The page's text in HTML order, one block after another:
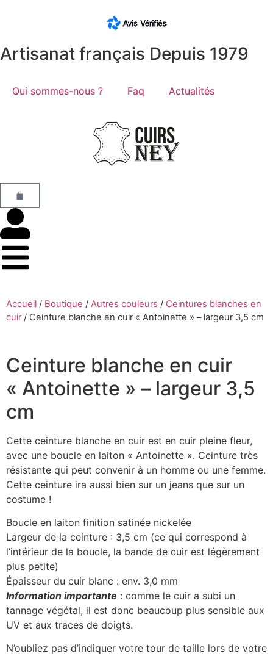
Artisanat français Depuis 1979
Qui sommes-nous ? Faq Actualités
Accueil / Boutique / Autres couleurs / Ceintures blanches en
cuir/ Ceinture blanche en cuir « Antoinette » – largeur 3,5 cm
Ceinture blanche en cuir
« Antoinette » – largeur 3,5
cm
Cette ceinture blanche en cuir est en cuir pleine fleur,
avec une boucle en laiton « Antoinette ». Ceinture très
résistante qui peut convenir à un homme ou une femme.
Cette ceinture ira aussi bien sur un jeans que sur un
costume !
Boucle en laiton finition satinée nickelée
Largeur de la ceinture : 3,5 cm (ce qui correspond à
l’intérieur de la boucle, la bande de cuir est légèrement
plus petite)
Épaisseur du cuir blanc : env. 3,0 mm
Information importante : comme le cuir a subi un
tannage végétal, il est donc beaucoup plus sensible aux
UV et aux traces de doigts.
N’oubliez pas d’indiquer votre tour de taille lors de votre